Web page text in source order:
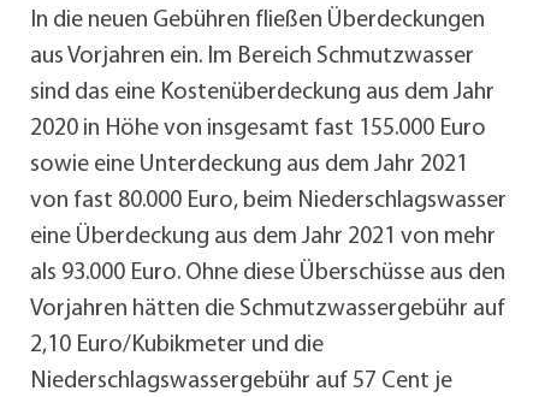
In die neuen Gebühren fließen Überdeckungen
aus Vorjahren ein. Im Bereich Schmutzwasser
sind das eine Kostenüberdeckung aus dem Jahr
2020 in Höhe von insgesamt fast 155.000 Euro
sowie eine Unterdeckung aus dem Jahr 2021
von fast 80.000 Euro, beim Niederschlagswasser
eine Überdeckung aus dem Jahr 2021 von mehr
als 93.000 Euro. Ohne diese Überschüsse aus den
Vorjahren hätten die Schmutzwassergebühr auf
2,10 Euro/Kubikmeter und die
Niederschlagswassergebühr auf 57 Cent je